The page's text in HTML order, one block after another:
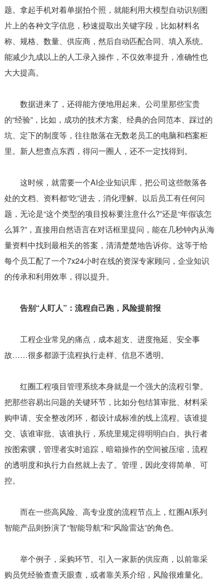
题。拿起手机对着单据拍个照，就能利用大模型自动识别图
片上的各种文字信息，秒速提取出关键字段，比如材料名
称、规格、数量、供应商，然后自动匹配合同、填入系统。
能减少九成以上的人工录入操作，不仅效率提升，准确性也
大大提高。
数据进来了，还得能方便地用起来。公司里那些宝贵
的“经验”，比如，成功的技术方案、经典的合同范本、踩过的
坑、定下的制度等，往往散落在无数老员工的电脑和档案柜
里。新人想查点东西，得问一圈人，还不一定找得到。
这时候，就需要一个AI企业知识库，把公司这些散落各
处的文档、资料都“吃”进去，消化理解。以后员工有任何问
题，无论是“这个类型的项目投标要注意什么?”还是“年假该怎
么算?”，直接用自然语言在对话框里提问，能在几秒钟内从海
量资料中找到最相关的答案，清清楚楚地告诉你。这等于给
每个员工配了一个7x24小时在线的资深专家顾问，企业知识
的传承和利用效率，得以提升。
告别“人盯人”：流程自己跑，风险提前报
工程企业常见的痛点，成本超支、进度拖延、安全事
故……很多都源于流程执行走样、信息不透明。
红圈工程项目管理系统本身就是一个强大的流程引擎。
把那些容易出问题的关键环节，比如分包结算审批、材料采
购申请、安全整改闭环，都设计成标准的线上流程。该谁提
交、该谁审批、该谁执行，系统里规定得明明白白。执行者
按图索骥，管理者实时追踪，暗箱操作的空间被压缩，流程
的透明度和执行力自然就上去了。管理，因此变得简单、可
控。
而在一些高风险、高专业度的流程节点上，红圈AI系列
智能产品则扮演了“智能导航”和“风险雷达”的角色。
举个例子，采购环节。引入一家新的供应商，以前靠采
购员凭经验查查天眼查，或者靠关系介绍，风险很难量化。